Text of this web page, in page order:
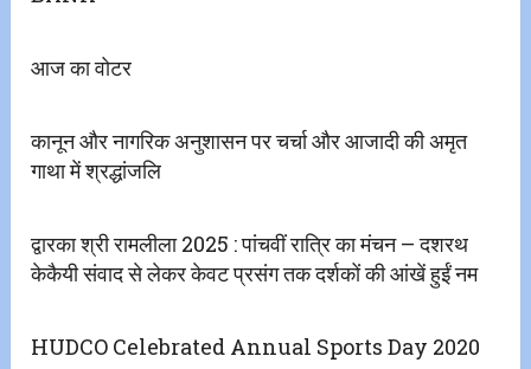
आज का वोटर
कानून और नागरिक अनुशासन पर चर्चा और आजादी की अमृत
गाथा में श्रद्धांजलि
द्वारका श्री रामलीला 2025 : पांचवीं रात्रि का मंचन – दशरथ
केकैयी संवाद से लेकर केवट प्रसंग तक दर्शकों की आंखें हुईं नम
HUDCO Celebrated Annual Sports Day 2020